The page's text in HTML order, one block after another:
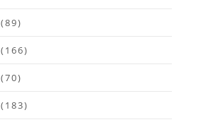
(89)
(166)
(70)
(183)